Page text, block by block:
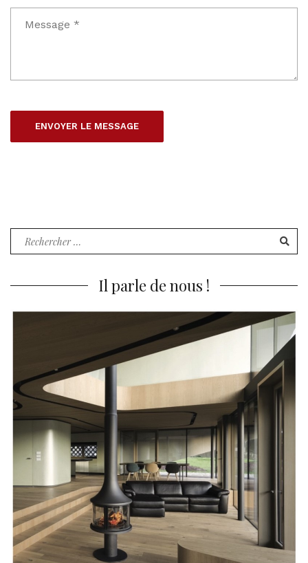
Recherche
Il parle de nous !